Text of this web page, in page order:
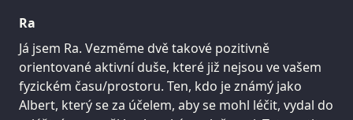
Ra
Já jsem Ra. Vezměme dvě takové pozitivně
orientované aktivní duše, které již nejsou ve vašem
fyzickém času/prostoru. Ten, kdo je známý jako
Albert, který se za účelem, aby se mohl léčit, vydal do